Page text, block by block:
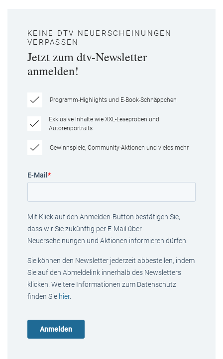
KEINE DTV NEUERSCHEINUNGEN
VERPASSEN
Jetzt zum dtv-Newsletter
anmelden!
Programm-Highlights und E-Book-Schnäppchen
Exklusive Inhalte wie XXL-Leseproben und
Autorenportraits
Gewinnspiele, Community-Aktionen und vieles mehr
E-Mail *
Mit Klick auf den Anmelden-Button bestätigen Sie,
dass wir Sie zukünftig per E-Mail über
Neuerscheinungen und Aktionen informieren dürfen.
Sie können den Newsletter jederzeit abbestellen, indem
Sie auf den Abmeldelink innerhalb des Newsletters
klicken. Weitere Informationen zum Datenschutz
finden Sie hier.